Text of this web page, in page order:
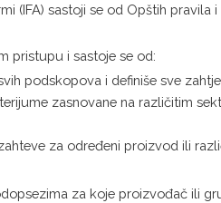
(IFA) sastoji se od Opštih
pristupu i sastoje se od:
podskopova i definiše sve
zasnovane na različitim
za određeni proizvod ili
za koje proizvođač ili